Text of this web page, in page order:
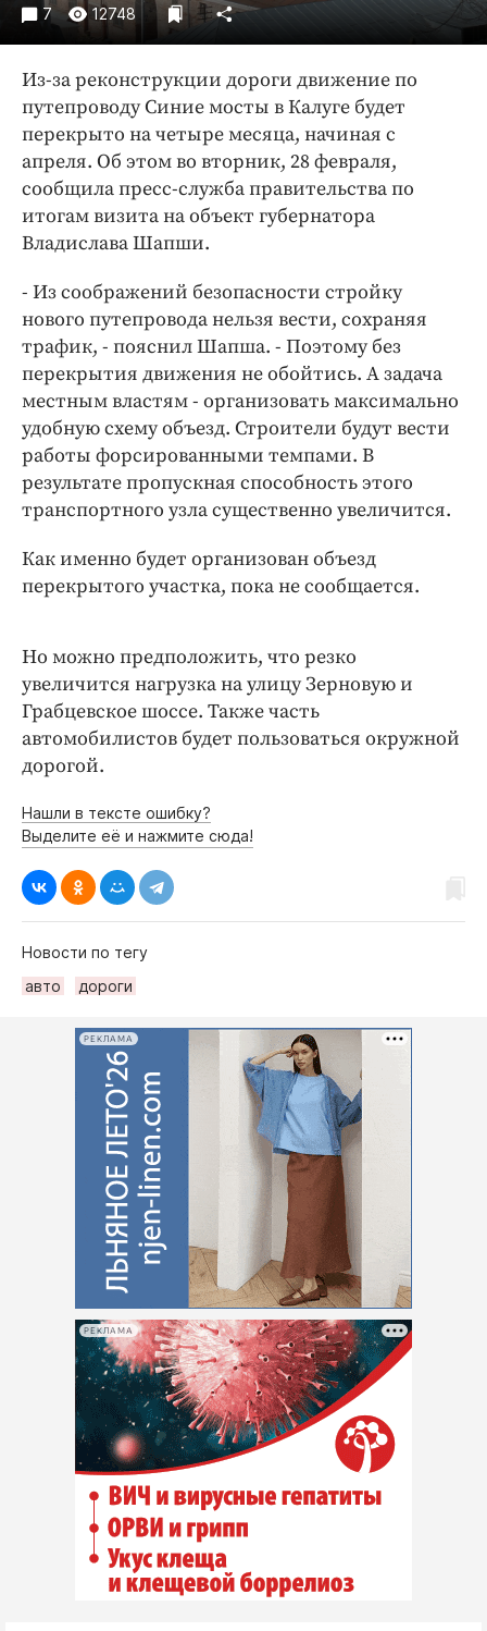
ПРОЕКТЫ
Блоги
Издания
Медиаперсона
Интересное чтиво
Клиника года
Бренд года
7 12748
Из-за реконструкции дороги движение по
путепроводу Синие мосты в Калуге будет
перекрыто на четыре месяца, начиная с
апреля. Об этом во вторник, 28 февраля,
сообщила пресс-служба правительства по
итогам визита на объект губернатора
Владислава Шапши.
- Из соображений безопасности стройку
нового путепровода нельзя вести, сохраняя
трафик, - пояснил Шапша. - Поэтому без
перекрытия движения не обойтись. А задача
местным властям - организовать максимально
удобную схему объезд. Строители будут вести
работы форсированными темпами. В
результате пропускная способность этого
транспортного узла существенно увеличится.
Как именно будет организован объезд
перекрытого участка, пока не сообщается.
Но можно предположить, что резко
увеличится нагрузка на улицу Зерновую и
Грабцевское шоссе. Также часть
автомобилистов будет пользоваться окружной
дорогой.
Нашли в тексте ошибку?
Выделите её и нажмите сюда!
Новости по тегу
авто
дороги
РЕКЛАМА
РЕКЛАМА